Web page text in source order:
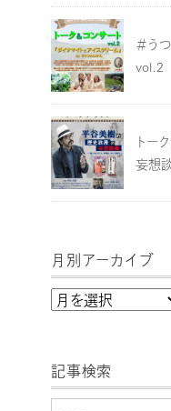
＃う
vol.2
トー
妄想
月別アーカイブ
月
ー
カ
記事検索